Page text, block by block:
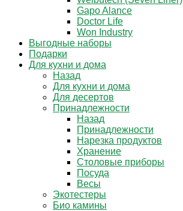
Gapo Alance
Doctor Life
Won Industry
Выгодные наборы
Подарки
Для кухни и дома
Назад
Для кухни и дома
Для десертов
Принадлежности
Назад
Принадлежности
Нарезка продуктов
Хранение
Столовые приборы
Посуда
Весы
Экотестеры
Био камины